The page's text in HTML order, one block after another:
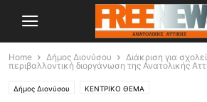
Home Δήμος Διονύσου
Διάκριση για
περιβαλλοντική διοργάνωση της Ανατολικής
Δήμος Διονύσου ΚΕΝΤΡΙΚΟ ΘΕΜΑ